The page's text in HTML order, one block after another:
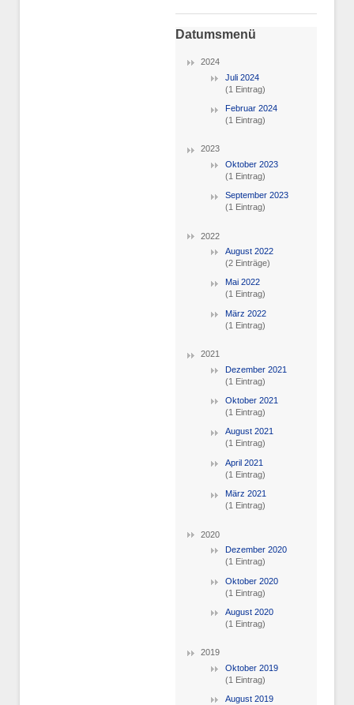
Datumsmenü
2024
Juli 2024
(1 Eintrag)
Februar 2024
(1 Eintrag)
2023
Oktober 2023
(1 Eintrag)
September 2023
(1 Eintrag)
2022
August 2022
(2 Einträge)
Mai 2022
(1 Eintrag)
März 2022
(1 Eintrag)
2021
Dezember 2021
(1 Eintrag)
Oktober 2021
(1 Eintrag)
August 2021
(1 Eintrag)
April 2021
(1 Eintrag)
März 2021
(1 Eintrag)
2020
Dezember 2020
(1 Eintrag)
Oktober 2020
(1 Eintrag)
August 2020
(1 Eintrag)
2019
Oktober 2019
(1 Eintrag)
August 2019